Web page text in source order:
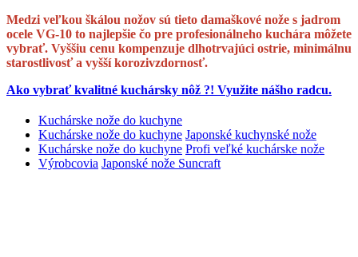
Medzi veľkou škálou nožov sú tieto damaškové nože s jadrom
ocele VG-10 to najlepšie čo pre profesionálneho kuchára môžete
vybrať. Vyššiu cenu kompenzuje dlhotrvajúci ostrie, minimálnu
starostlivosť a vyšší korozivzdornosť.
Ako vybrať kvalitné kuchársky nôž ?! Využite nášho radcu.
Kuchárske nože do kuchyne
Kuchárske nože do kuchyne Japonské kuchynské nože
Kuchárske nože do kuchyne Profi veľké kuchárske nože
Výrobcovia Japonské nože Suncraft